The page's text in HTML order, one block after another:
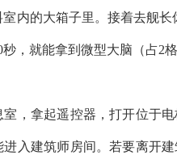
内的大箱子里。接着去舰
，就能拿到微型大脑（占2
室，拿起遥控器，打开位于
进入建筑师房间。若要离开